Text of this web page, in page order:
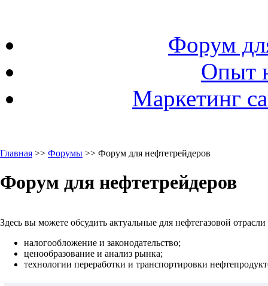
Форум
Опыт
Маркетинг
Главная >> Форумы >> Форум для нефтетрейдеров
Форум для нефтетрейдеров
Здесь вы можете обсудить актуальные для нефтегазовой
налогообложение и законодательство;
ценообразование и анализ рынка;
технологии переработки и транспортировки